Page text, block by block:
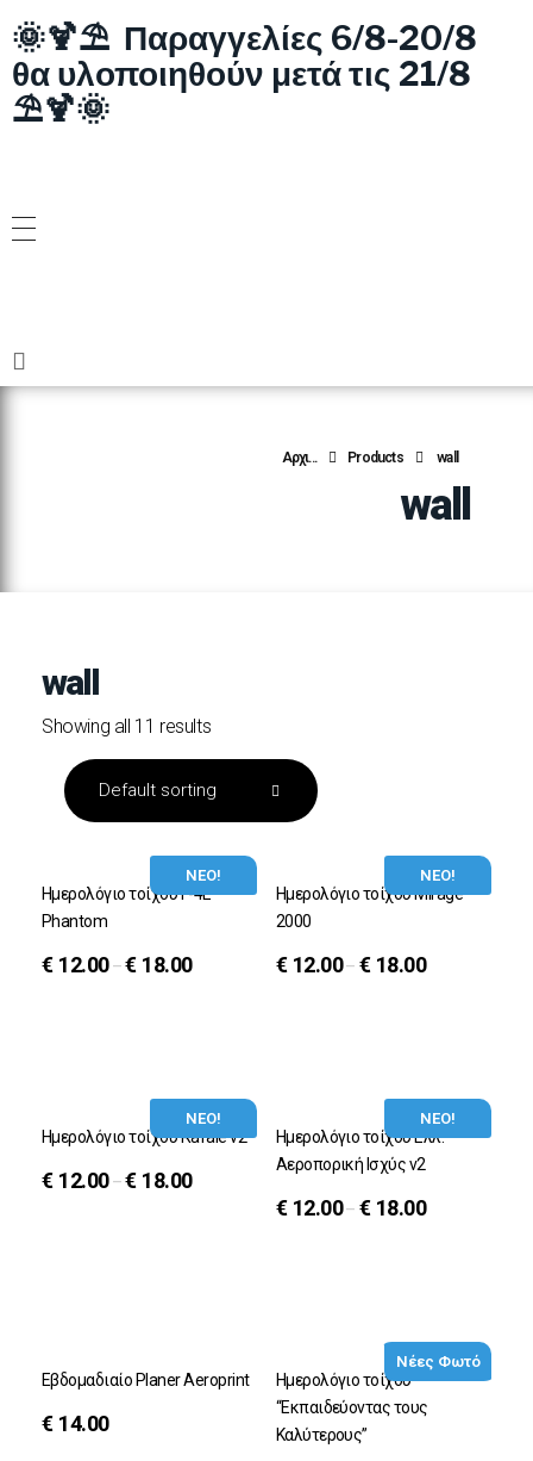
🌞🍹⛱️ Παραγγελίες 6/8-20/8
θα υλοποιηθούν μετά τις 21/8
⛱️🍹🌞
Αρχι... Products wall
wall
wall
Showing all 11 results
ΝΕΟ!
Ημερολόγιο τοίχου F-4E
Phantom
€ 12.00–€ 18.00
ΝΕΟ!
Ημερολόγιο τοίχου Mirage
2000
€ 12.00–€ 18.00
ΝΕΟ!
Ημερολόγιο τοίχου Rafale v2
€ 12.00–€ 18.00
ΝΕΟ!
Ημερολόγιο τοίχου Ελλ.
Αεροπορική Ισχύς v2
€ 12.00–€ 18.00
Εβδομαδιαίο Planer Aeroprint
€ 14.00
Νέες Φωτό
Ημερολόγιο τοίχου
“Εκπαιδεύοντας τους
Καλύτερους”